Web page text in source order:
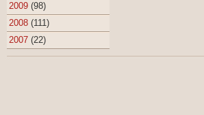
2009 (98)
2008 (111)
2007 (22)